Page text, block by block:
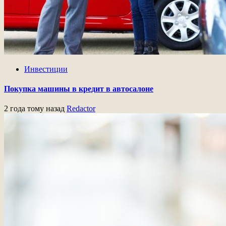
Инвестиции
Покупка машины в кредит в автосалоне
2 года тому назад Redactor